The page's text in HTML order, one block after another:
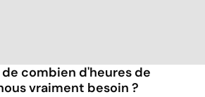
combien d'heures de
vraiment besoin ?